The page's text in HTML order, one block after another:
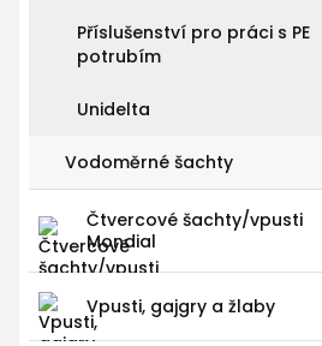
Příslušenství pro práci s PE
potrubím
Unidelta
Vodoměrné šachty
Čtvercové šachty/vpusti
Mondial
Vpusti, gajgry a žlaby